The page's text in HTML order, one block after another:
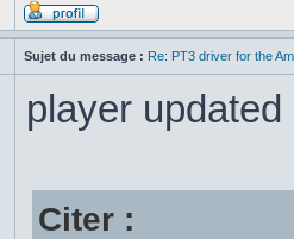
Sujet du message : Re: PT3 driver for the
player
Citer :